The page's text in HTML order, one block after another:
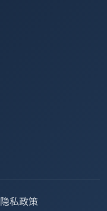
隐私政策